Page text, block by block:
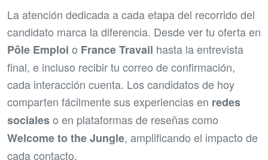
La atención dedicada a cada etapa del recorrido del
candidato marca la diferencia. Desde ver tu oferta en
Pôle Emploi o France Travail hasta la entrevista
final, e incluso recibir tu correo de confirmación,
cada interacción cuenta. Los candidatos de hoy
comparten fácilmente sus experiencias en redes
socialeso en plataformas de reseñas como
Welcome to the Jungle, amplificando el impacto de
cada contacto.